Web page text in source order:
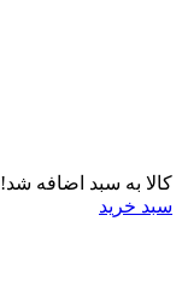
کالا به سبد اضافه شد!
سبد خرید